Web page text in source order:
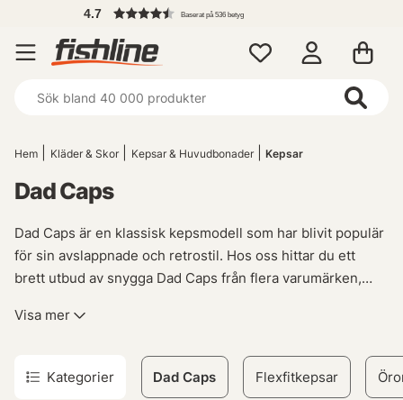
4.7 Baserat på 536 betyg
Hem Kläder & Skor Kepsar & Huvudbonader Kepsar
Dad Caps
Dad Caps är en klassisk kepsmodell som har blivit populär
för sin avslappnade och retrostil. Hos oss hittar du ett
brett utbud av snygga Dad Caps från flera varumärken,
bekväm huvudbonad att använda under dina
din outfit, så kommer du definitivt att hitta något som
passar dig här. Vårt sortiment inkluderar olika färgval och
Visa mer
Kategorier Dad Caps Flexfitkepsar